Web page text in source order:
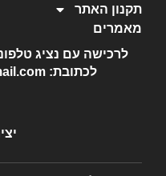
תקנון האתר
מאמרים
לרכישה עם נציג
לכתובת: htofashion2022@gmail.com